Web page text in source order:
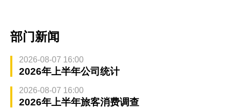
部门新闻
2026-08-07 16:00
2026年上半年公司统计
2026-08-07 16:00
2026年上半年旅客消费调查